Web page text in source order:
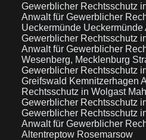
Gewerblicher Rechtsschutz
Anwalt für Gewerblicher
Ueckermünde Ueckermünde
Gewerblicher Rechtsschutz
Anwalt für Gewerblicher
Wesenberg, Mecklenburg
Gewerblicher Rechtsschutz
Greifswald Kemnitzerhagen
Rechtsschutz in Wolgast
Gewerblicher Rechtsschutz
Gewerblicher Rechtsschutz
Anwalt für Gewerblicher
Altentreptow Rosemarsow